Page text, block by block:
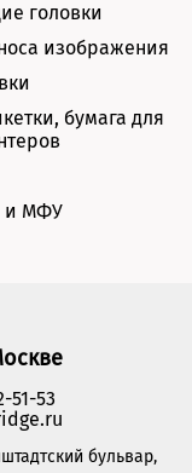
головки
изображения
бумага для
и МФУ
51-53
бульвар,